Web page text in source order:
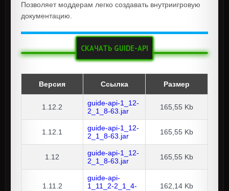
Позволяет моддерам легко создавать внутриигровую
документацию.
СКАЧАТЬ GUIDE-API
Версия Ссылка Размер
1.12.2
guide-api-1_12-
2_1_8-63.jar
165,55 Kb
1.12.1
guide-api-1_12-
2_1_8-63.jar
165,55 Kb
1.12
guide-api-1_12-
2_1_8-63.jar
165,55 Kb
1.11.2
guide-api-
1_11_2-2_1_4-
162,14 Kb